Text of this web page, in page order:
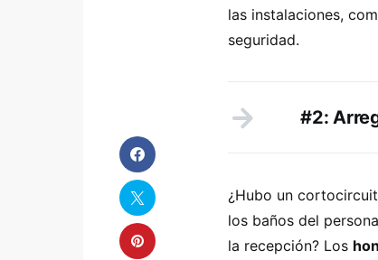
las instalaciones,
seguridad.
#2:
¿Hubo un
los baños del
la recepción? Los